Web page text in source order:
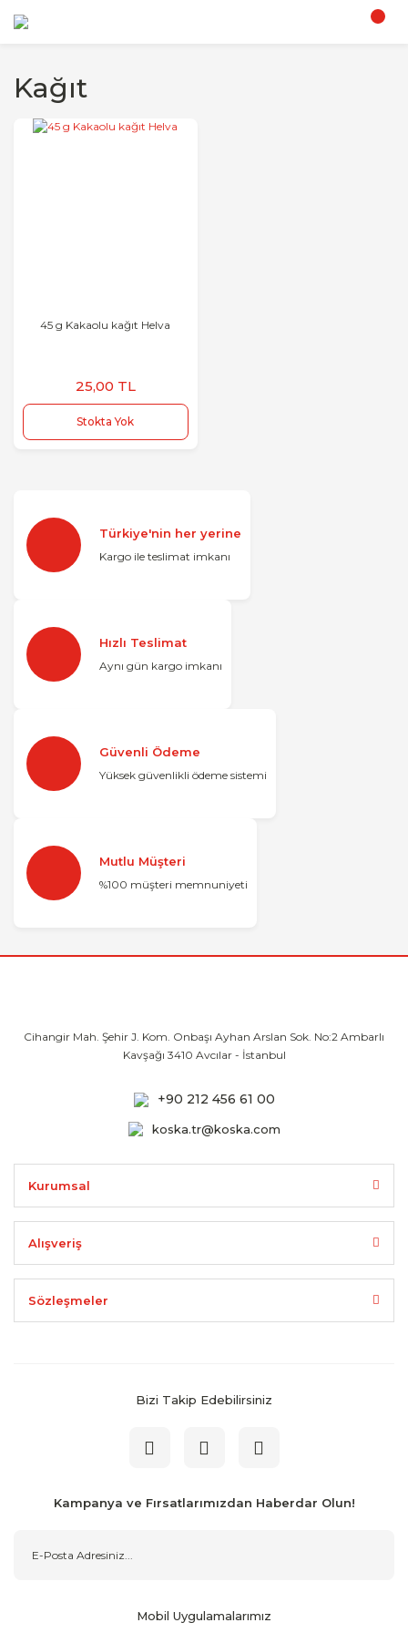
Kağıt
45 g Kakaolu kağıt Helva
25,00 TL
Stokta Yok
Türkiye'nin her yerine
Kargo ile teslimat imkanı
Hızlı Teslimat
Aynı gün kargo imkanı
Güvenli Ödeme
Yüksek güvenlikli ödeme sistemi
Mutlu Müşteri
%100 müşteri memnuniyeti
Cihangir Mah. Şehir J. Kom. Onbaşı Ayhan Arslan Sok. No:2 Ambarlı
Kavşağı 3410 Avcılar - İstanbul
+90 212 456 61 00
koska.tr@koska.com
Kurumsal
Alışveriş
Sözleşmeler
Bizi Takip Edebilirsiniz
Kampanya ve Fırsatlarımızdan Haberdar Olun!
Mobil Uygulamalarımız